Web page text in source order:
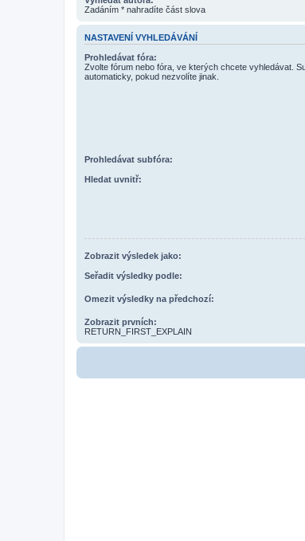
Zadáním * nahradíte část slova
NASTAVENÍ VYHLEDÁVÁNÍ
Prohledávat fóra:
Zvolte fórum nebo fóra, ve kterých chcete vyhledávat.
automaticky, pokud nezvolíte jinak.
Prohledávat subfóra:
Hledat uvnitř:
Zobrazit výsledek jako:
Seřadit výsledky podle:
Omezit výsledky na předchozí:
Zobrazit prvních:
RETURN_FIRST_EXPLAIN